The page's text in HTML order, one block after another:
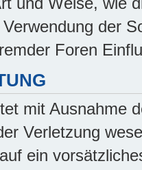
der
Foren
mit Ausnahme
Verletzung
ein